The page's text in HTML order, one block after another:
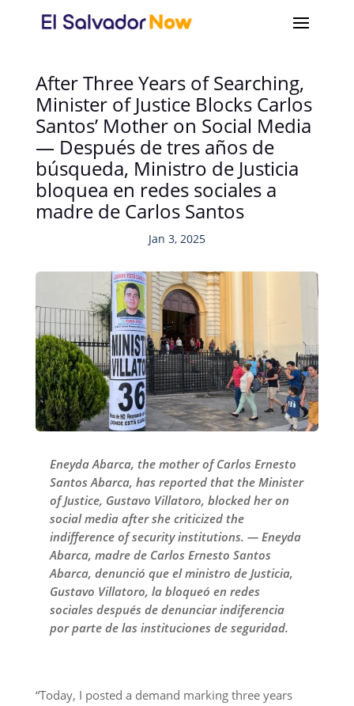
After Three Years of Searching,
Minister of Justice Blocks Carlos
Santos’ Mother on Social Media
— Después de tres años de
búsqueda, Ministro de Justicia
bloquea en redes sociales a
madre de Carlos Santos
Jan 3, 2025
Eneyda Abarca, the mother of Carlos Ernesto
Santos Abarca, has reported that the Minister
of Justice, Gustavo Villatoro, blocked her on
social media after she criticized the
indifference of security institutions. — Eneyda
Abarca, madre de Carlos Ernesto Santos
Abarca, denunció que el ministro de Justicia,
Gustavo Villatoro, la bloqueó en redes
sociales después de denunciar indiferencia
por parte de las instituciones de seguridad.
“Today, I posted a demand marking three years